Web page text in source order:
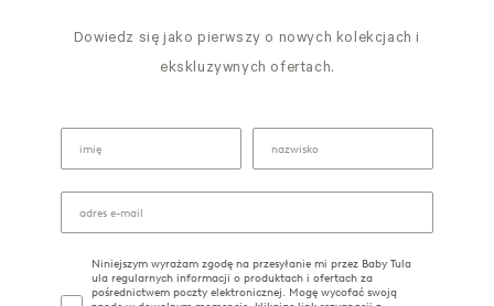
Dowiedz się jako pierwszy o nowych kolekcjach i
ekskluzywnych ofertach.
Niniejszym wyrażam zgodę na przesyłanie mi przez Baby Tula
ula regularnych informacji o produktach i ofertach za
pośrednictwem poczty elektronicznej. Mogę wycofać swoją